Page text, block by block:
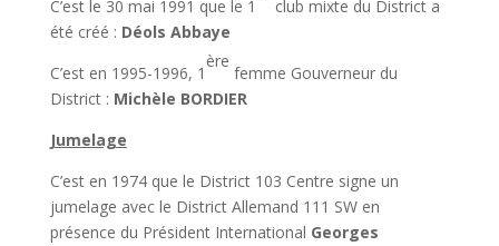
C’est le 30 mai 1991 que le 1
club mixte du District a
été créé : Déols Abbaye
C’est en 1995-1996, 1
ère
femme Gouverneur du
District : Michèle BORDIER
Jumelage
C’est en 1974 que le District 103 Centre signe un
jumelage avec le District Allemand 111 SW en
présence du Président International Georges